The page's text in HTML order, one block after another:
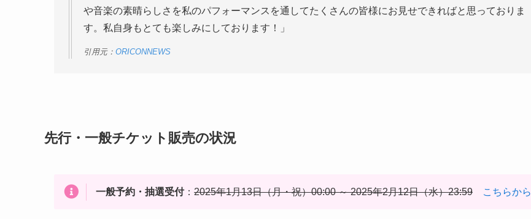
や音楽の素晴らしさを私のパフォーマンスを通してたくさんの皆様にお見せできればと思っておりま
す。私自身もとても楽しみにしております！」
引用元： ORICONNEWS
先行・一般チケット販売の状況
一般予約・抽選受付： 2025年1月13日（月・祝）00:00 ～ 2025年2月12日（水）23:59 こちらから